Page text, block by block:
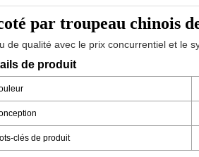
par troupeau chinois
de qualité avec le prix concurrentiel et le
de produit
clés de produit